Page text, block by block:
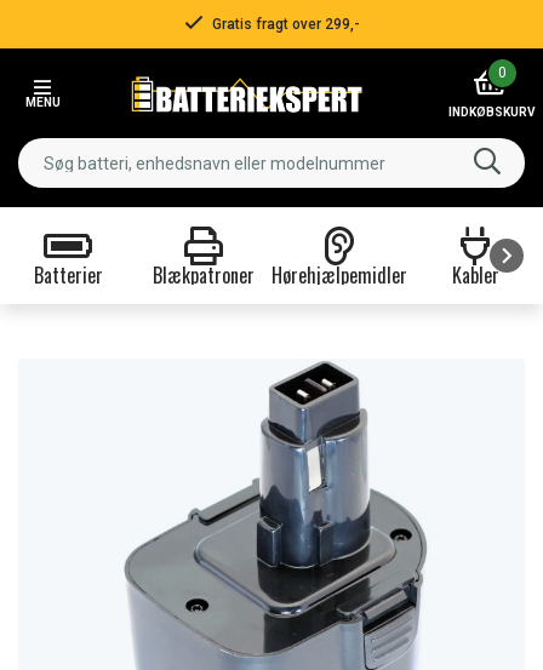
Gratis fragt over 299,-
MENU
0
INDKØBSKURV
Batterier Blækpatroner Hørehjælpemidler Kabler